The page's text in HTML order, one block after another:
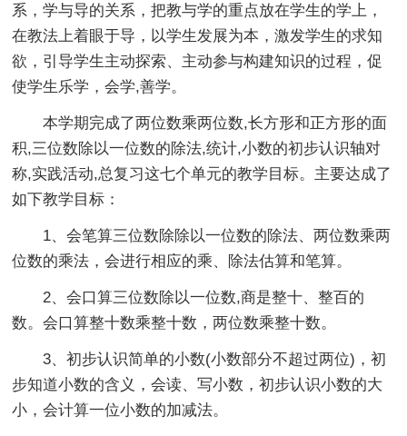
系，学与导的关系，把教与学的重点放在学生的学上，
在教法上着眼于导，以学生发展为本，激发学生的求知
欲，引导学生主动探索、主动参与构建知识的过程，促
使学生乐学，会学,善学。
本学期完成了两位数乘两位数,长方形和正方形的面
积,三位数除以一位数的除法,统计,小数的初步认识轴对
称,实践活动,总复习这七个单元的教学目标。主要达成了
如下教学目标：
1、会笔算三位数除除以一位数的除法、两位数乘两
位数的乘法，会进行相应的乘、除法估算和笔算。
2、会口算三位数除以一位数,商是整十、整百的
数。会口算整十数乘整十数，两位数乘整十数。
3、初步认识简单的小数(小数部分不超过两位)，初
步知道小数的含义，会读、写小数，初步认识小数的大
小，会计算一位小数的加减法。